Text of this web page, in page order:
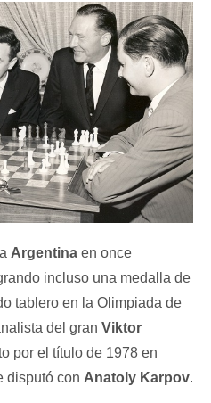
Argentina en once
incluso una medalla de
tablero en la Olimpiada de
del gran Viktor
por el título de 1978 en
disputó con Anatoly Karpov.